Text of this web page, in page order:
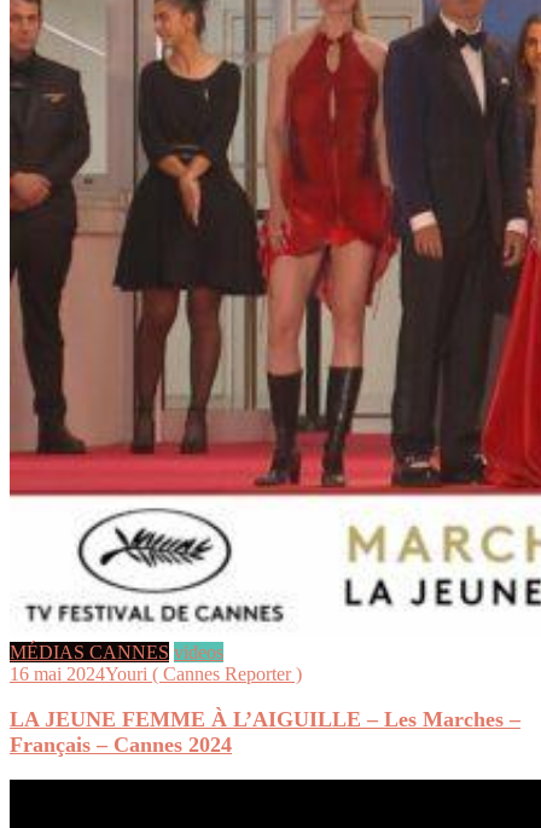
MÉDIAS CANNES videos
16 mai 2024Youri ( Cannes Reporter )
LA JEUNE FEMME À L’AIGUILLE – Les Marches –
Français – Cannes 2024